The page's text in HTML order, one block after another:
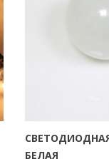
БЕЛАЯ